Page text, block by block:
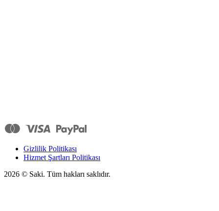
Gizlilik Politikası
Hizmet Şartları Politikası
2026 © Saki. Tüm hakları saklıdır.